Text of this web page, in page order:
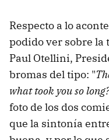
Respecto a lo
podido ver sobre la
Paul Otellini,
bromas del tipo: "
what took you so
foto de los dos
que la sintonía